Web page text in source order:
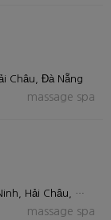
Châu, Đà Nẵng
massage spa
25/6 Trần Quốc Toản, Phước Ninh, Hải Châu, Đà Nẵng
massage spa